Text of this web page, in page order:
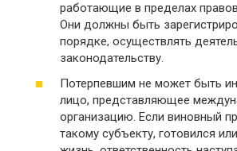
работающие в пределах
Они должны быть
порядке, осуществлять
законодательству.
Потерпевшим не может быть
лицо, представляющее
организацию. Если виновный
такому субъекту, готовился